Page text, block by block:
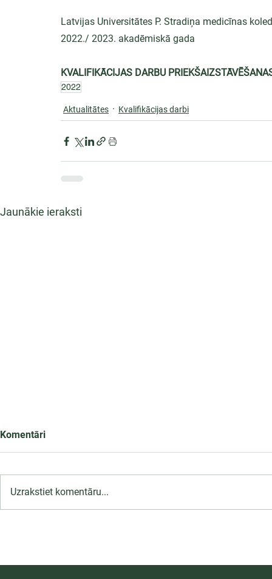
Latvijas Universitātes P. Stradiņa medicīnas
2022./ 2023. akadēmiskā gada
KVALIFIKĀCIJAS DARBU
2022
Aktualitātes Kvalifikācijas darbi
Jaunākie ieraksti
Komentāri
Uzrakstiet komentāru...